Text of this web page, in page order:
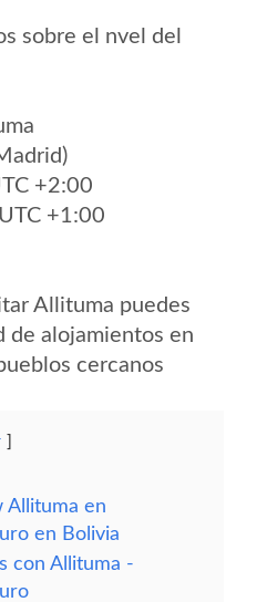
sobre el nvel del
+2:00
+1:00
Allituma puedes
de alojamientos en
cercanos
Allituma en
en Bolivia
con Allituma -